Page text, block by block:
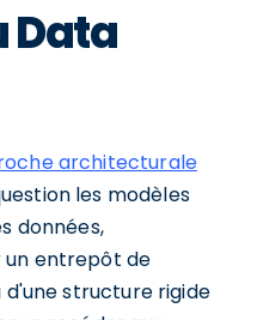
Data
architecturale
les modèles
données,
entrepôt de
d'une structure rigide